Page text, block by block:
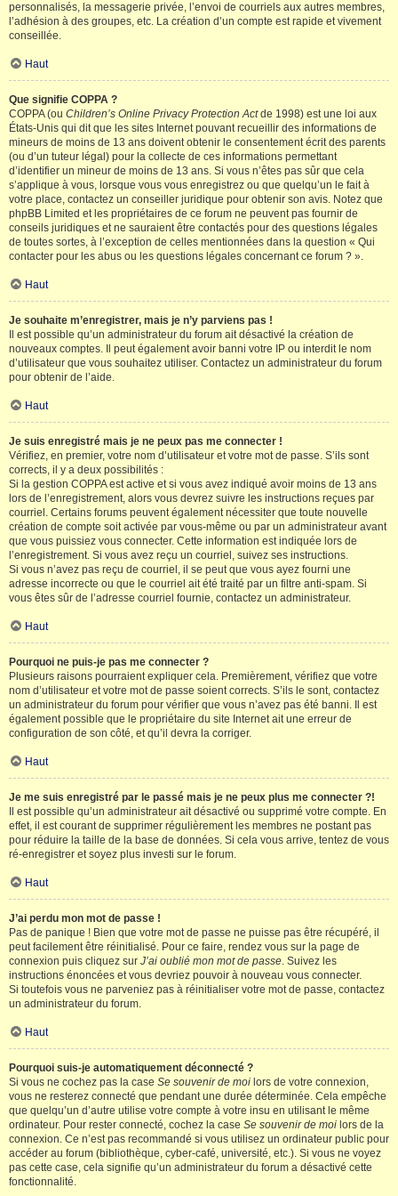
personnalisés, la messagerie privée, l’envoi de courriels aux autres membres,
l’adhésion à des groupes, etc. La création d’un compte est rapide et vivement
conseillée.
Haut
Que signifie COPPA ?
COPPA (ou Children’s Online Privacy Protection Actde 1998) est une loi aux
États-Unis qui dit que les sites Internet pouvant recueillir des informations de
mineurs de moins de 13 ans doivent obtenir le consentement écrit des parents
(ou d’un tuteur légal) pour la collecte de ces informations permettant
d’identifier un mineur de moins de 13 ans. Si vous n’êtes pas sûr que cela
s’applique à vous, lorsque vous vous enregistrez ou que quelqu’un le fait à
votre place, contactez un conseiller juridique pour obtenir son avis. Notez que
phpBB Limited et les propriétaires de ce forum ne peuvent pas fournir de
conseils juridiques et ne sauraient être contactés pour des questions légales
de toutes sortes, à l’exception de celles mentionnées dans la question « Qui
contacter pour les abus ou les questions légales concernant ce forum ? ».
Haut
Je souhaite m’enregistrer, mais je n’y parviens pas !
Il est possible qu’un administrateur du forum ait désactivé la création de
nouveaux comptes. Il peut également avoir banni votre IP ou interdit le nom
d’utilisateur que vous souhaitez utiliser. Contactez un administrateur du forum
pour obtenir de l’aide.
Haut
Je suis enregistré mais je ne peux pas me connecter !
Vérifiez, en premier, votre nom d’utilisateur et votre mot de passe. S’ils sont
corrects, il y a deux possibilités :
Si la gestion COPPA est active et si vous avez indiqué avoir moins de 13 ans
lors de l’enregistrement, alors vous devrez suivre les instructions reçues par
courriel. Certains forums peuvent également nécessiter que toute nouvelle
création de compte soit activée par vous-même ou par un administrateur avant
que vous puissiez vous connecter. Cette information est indiquée lors de
l’enregistrement. Si vous avez reçu un courriel, suivez ses instructions.
Si vous n’avez pas reçu de courriel, il se peut que vous ayez fourni une
adresse incorrecte ou que le courriel ait été traité par un filtre anti-spam. Si
vous êtes sûr de l’adresse courriel fournie, contactez un administrateur.
Haut
Pourquoi ne puis-je pas me connecter ?
Plusieurs raisons pourraient expliquer cela. Premièrement, vérifiez que votre
nom d’utilisateur et votre mot de passe soient corrects. S’ils le sont, contactez
un administrateur du forum pour vérifier que vous n’avez pas été banni. Il est
également possible que le propriétaire du site Internet ait une erreur de
configuration de son côté, et qu’il devra la corriger.
Haut
Je me suis enregistré par le passé mais je ne peux plus me connecter ?!
Il est possible qu’un administrateur ait désactivé ou supprimé votre compte. En
effet, il est courant de supprimer régulièrement les membres ne postant pas
pour réduire la taille de la base de données. Si cela vous arrive, tentez de vous
ré-enregistrer et soyez plus investi sur le forum.
Haut
J’ai perdu mon mot de passe !
Pas de panique ! Bien que votre mot de passe ne puisse pas être récupéré, il
peut facilement être réinitialisé. Pour ce faire, rendez vous sur la page de
connexion puis cliquez sur J’ai oublié mon mot de passe. Suivez les
instructions énoncées et vous devriez pouvoir à nouveau vous connecter.
Si toutefois vous ne parveniez pas à réinitialiser votre mot de passe, contactez
un administrateur du forum.
Haut
Pourquoi suis-je automatiquement déconnecté ?
Si vous ne cochez pas la case Se souvenir de moi lors de votre connexion,
vous ne resterez connecté que pendant une durée déterminée. Cela empêche
que quelqu’un d’autre utilise votre compte à votre insu en utilisant le même
ordinateur. Pour rester connecté, cochez la case Se souvenir de moi lors de la
connexion. Ce n’est pas recommandé si vous utilisez un ordinateur public pour
accéder au forum (bibliothèque, cyber-café, université, etc.). Si vous ne voyez
pas cette case, cela signifie qu’un administrateur du forum a désactivé cette
fonctionnalité.